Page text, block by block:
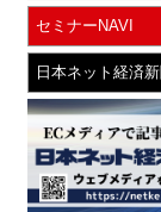
セミナーNAVI
日本ネット経済